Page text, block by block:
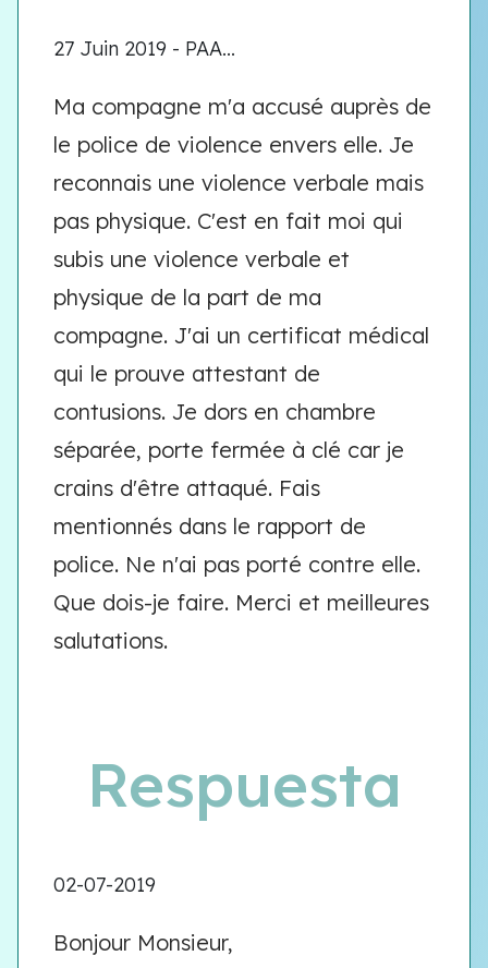
27 Juin 2019 - PAA...
Ma compagne m'a accusé auprès de
le police de violence envers elle. Je
reconnais une violence verbale mais
pas physique. C'est en fait moi qui
subis une violence verbale et
physique de la part de ma
compagne. J'ai un certificat médical
qui le prouve attestant de
contusions. Je dors en chambre
séparée, porte fermée à clé car je
crains d'être attaqué. Fais
mentionnés dans le rapport de
police. Ne n'ai pas porté contre elle.
Que dois-je faire. Merci et meilleures
salutations.
Respuesta
02-07-2019
Bonjour Monsieur,